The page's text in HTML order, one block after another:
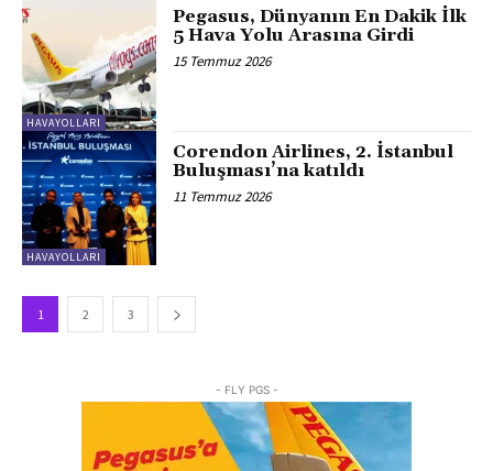
HAVAYOLLARI
Pegasus, Dünyanın En Dakik İlk
5 Hava Yolu Arasına Girdi
15 Temmuz 2026
HAVAYOLLARI
Corendon Airlines, 2. İstanbul
Buluşması’na katıldı
11 Temmuz 2026
1 2 3
- FLY PGS -